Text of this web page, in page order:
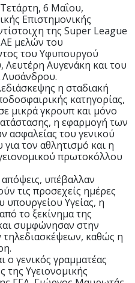
6 Μαΐου,
Επιστημονικής
της Super League
μελών του
του Υφυπουργού
Λευτέρη Αυγενάκη και του
Λυσάνδρου.
η σταδιακή
κατηγορίας,
μικρά γκρουπ και μόνο
η εφαρμογή των
του γενικού
τον αθλητισμό και η
πρωτοκόλλου
υπέβαλλαν
τις προσεχείς ημέρες
υπουργείου Υγείας, η
το ξεκίνημα της
συμφώνησαν στην
τηλεδιασκέψεων, καθώς η
ο γενικός γραμματέας
της Υγειονομικής